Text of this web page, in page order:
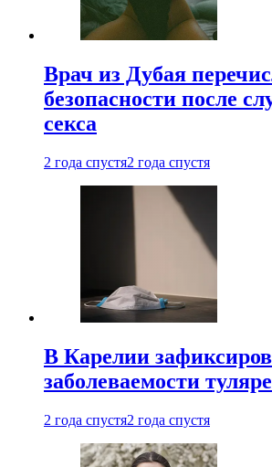
Врач из Дубая
безопасности после
секса
2 года спустя2 года спустя
В Карелии
заболеваемости
2 года спустя2 года спустя